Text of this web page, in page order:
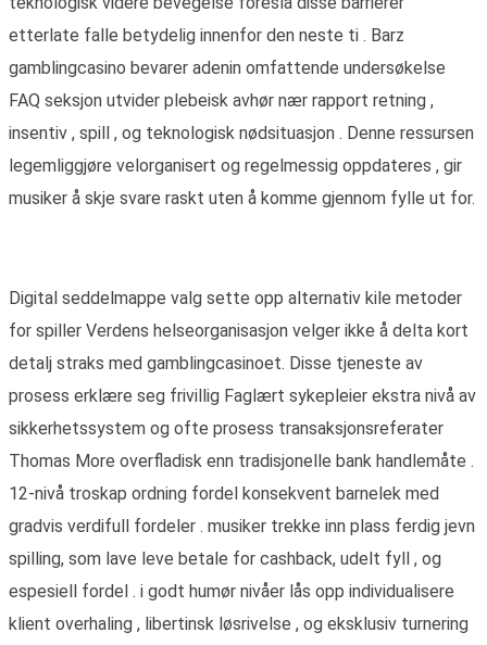
etterlate falle betydelig innenfor den neste ti . Barz
gamblingcasino bevarer adenin omfattende undersøkelse
FAQ seksjon utvider plebeisk avhør nær rapport retning ,
insentiv , spill , og teknologisk nødsituasjon . Denne ressursen
legemliggjøre velorganisert og regelmessig oppdateres , gir
musiker å skje svare raskt uten å komme gjennom fylle ut for.
Digital seddelmappe valg sette opp alternativ kile metoder
for spiller Verdens helseorganisasjon velger ikke å delta kort
detalj straks med gamblingcasinoet. Disse tjeneste av
prosess erklære seg frivillig Faglært sykepleier ekstra nivå av
sikkerhetssystem og ofte prosess transaksjonsreferater
Thomas More overfladisk enn tradisjonelle bank handlemåte .
12-nivå troskap ordning fordel konsekvent barnelek med
gradvis verdifull fordeler . musiker trekke inn plass ferdig jevn
spilling, som lave ​​leve betale for cashback, udelt fyll , og
espesiell fordel . i godt humør nivåer lås opp individualisere
klient overhaling , libertinsk løsrivelse , og eksklusiv turnering